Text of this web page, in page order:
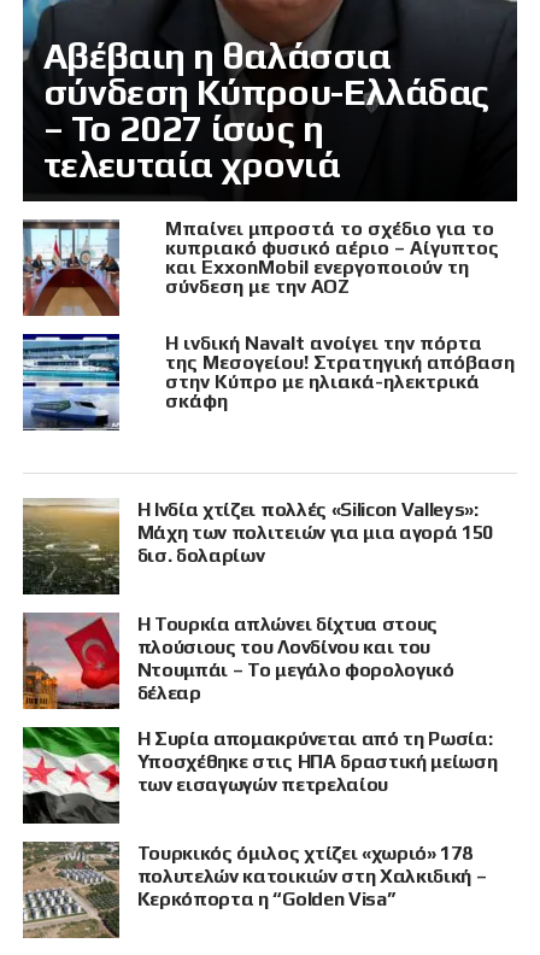
Αβέβαιη η θαλάσσια
σύνδεση Κύπρου-Ελλάδας
– Το 2027 ίσως η
τελευταία χρονιά
Μπαίνει μπροστά το σχέδιο για το
κυπριακό φυσικό αέριο – Αίγυπτος
και ExxonMobil ενεργοποιούν τη
σύνδεση με την ΑΟΖ
Η ινδική Navalt ανοίγει την πόρτα
της Μεσογείου! Στρατηγική απόβαση
στην Κύπρο με ηλιακά-ηλεκτρικά
σκάφη
Η Ινδία χτίζει πολλές «Silicon Valleys»:
Μάχη των πολιτειών για μια αγορά 150
δισ. δολαρίων
Η Τουρκία απλώνει δίχτυα στους
πλούσιους του Λονδίνου και του
Ντουμπάι – Το μεγάλο φορολογικό
δέλεαρ
Η Συρία απομακρύνεται από τη Ρωσία:
Υποσχέθηκε στις ΗΠΑ δραστική μείωση
των εισαγωγών πετρελαίου
Τουρκικός όμιλος χτίζει «χωριό» 178
πολυτελών κατοικιών στη Χαλκιδική –
Κερκόπορτα η “Golden Visa”